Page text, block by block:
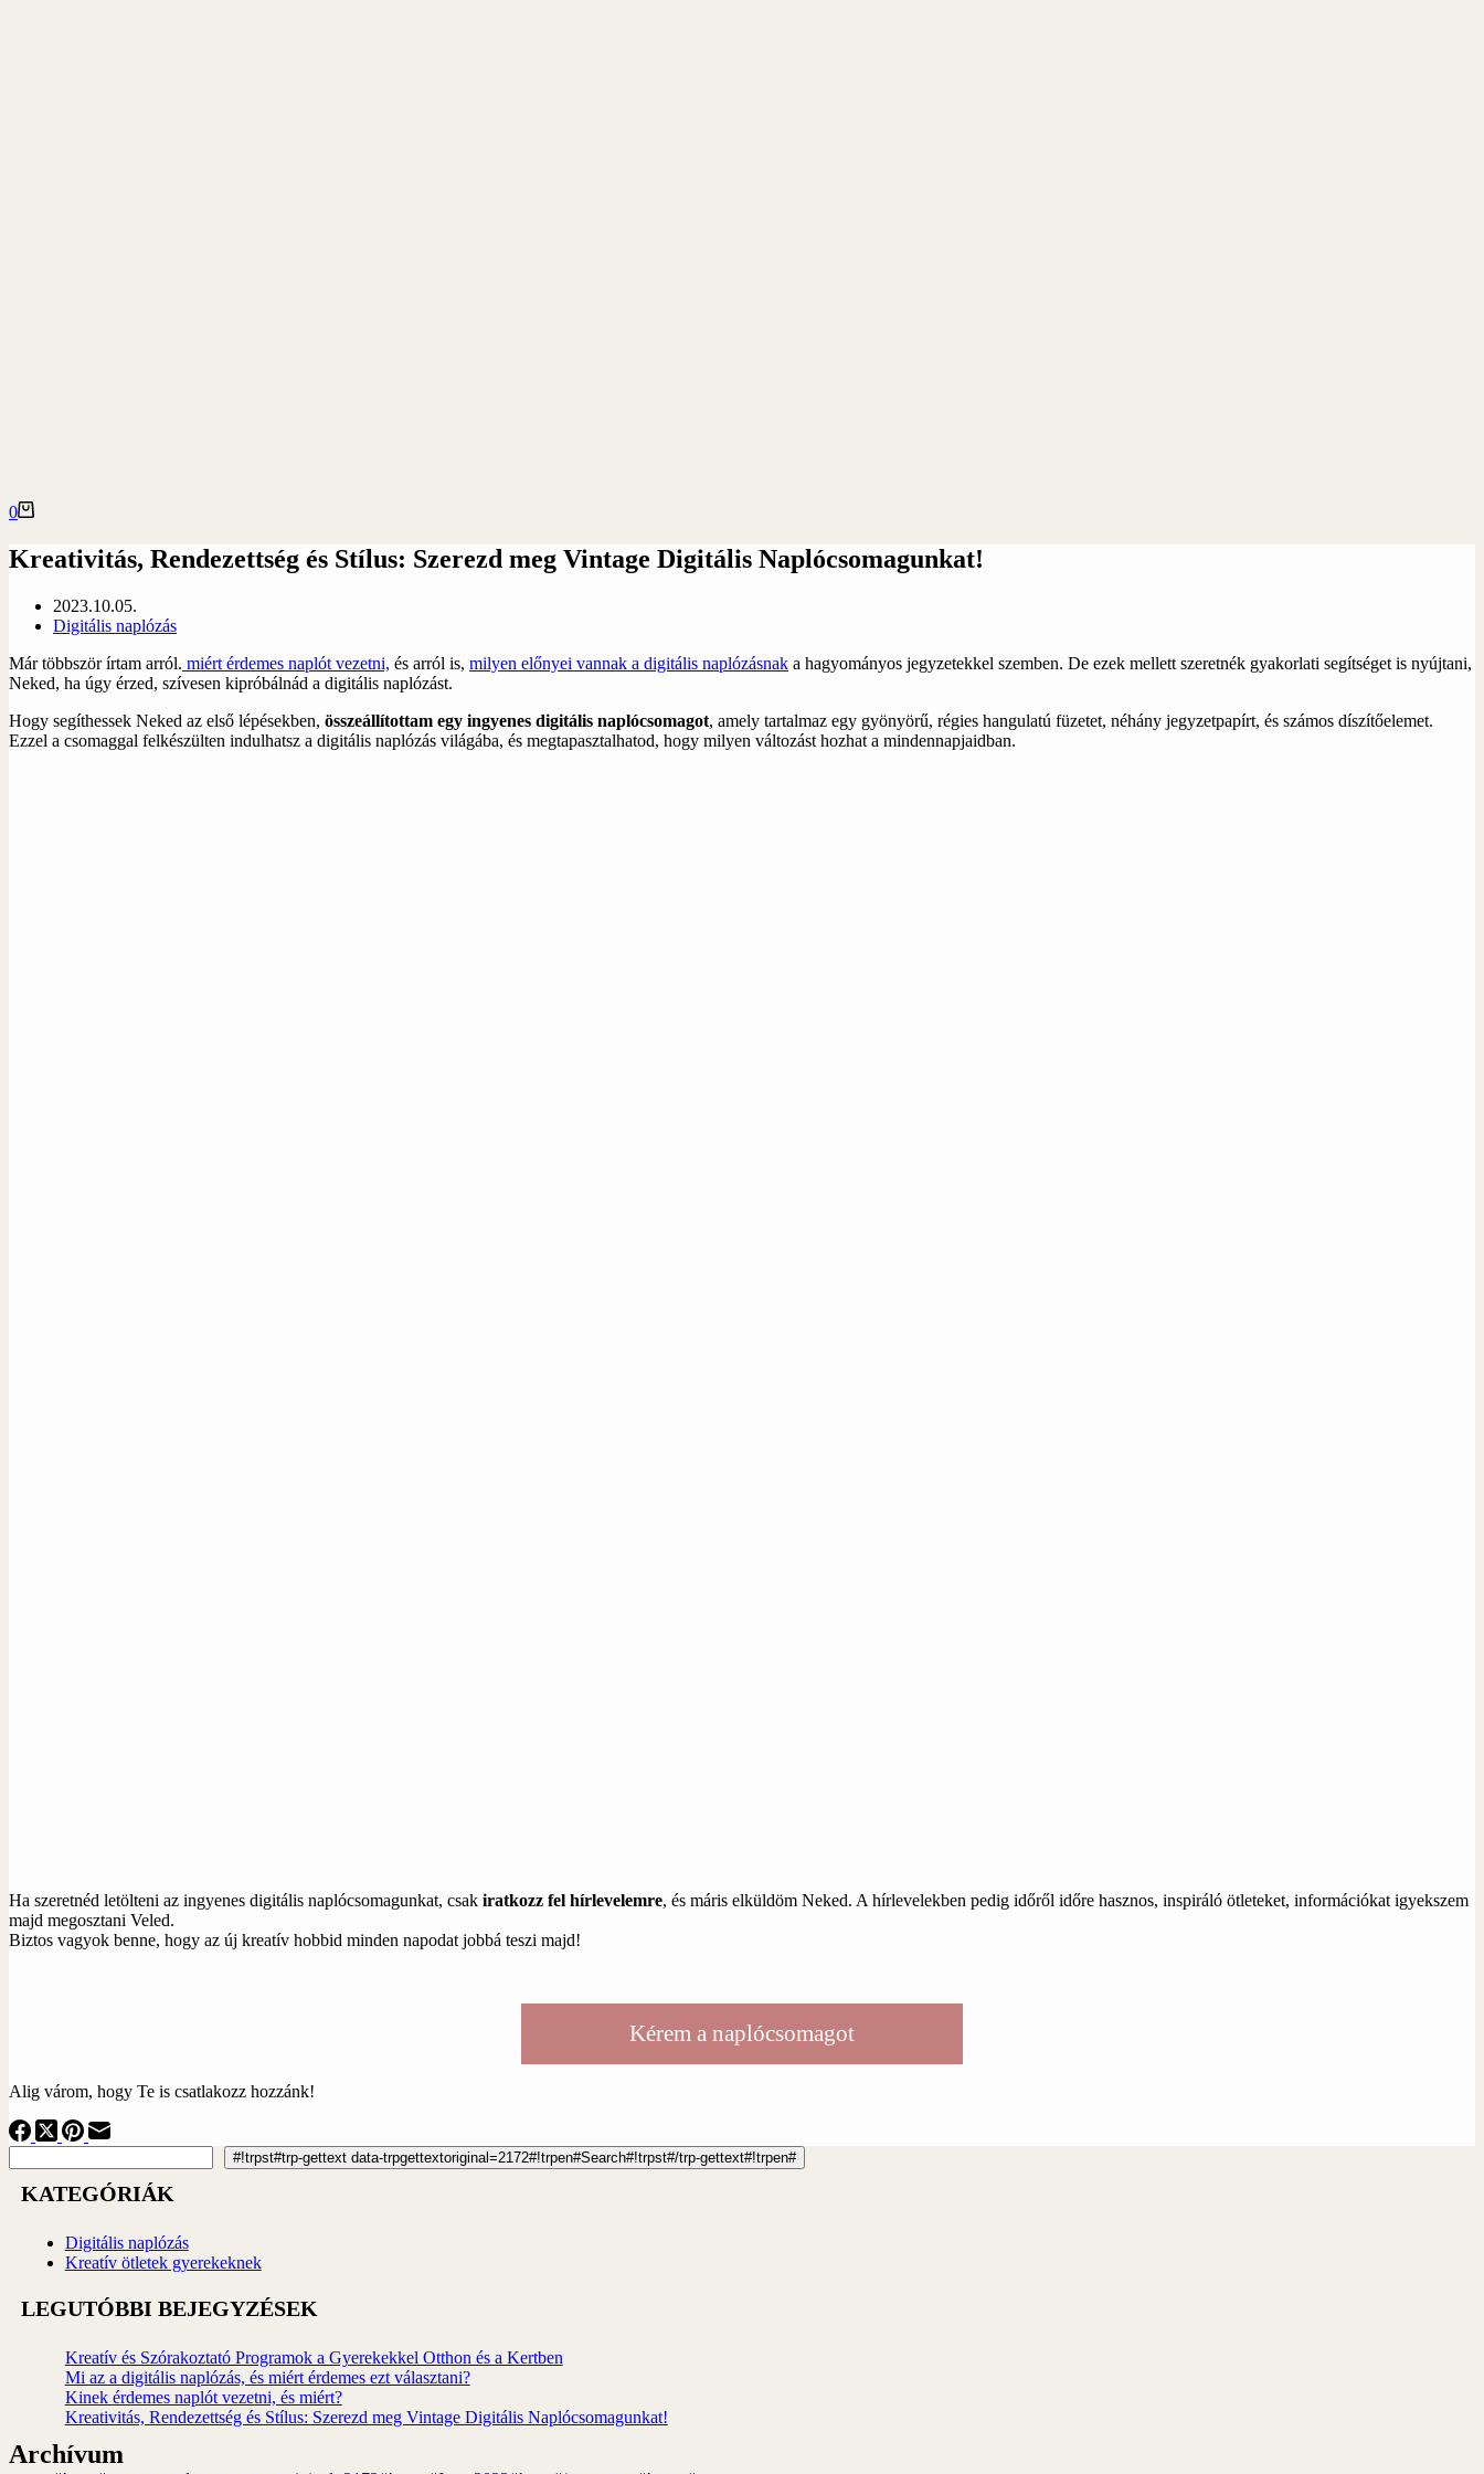
#!trpst#trp-
data-
trpgettextoriginal=1975#!trpen#Shopping
gettext#!trpen#
0
Kreativitás, Rendezettség és Stílus: Szerezd meg Vintage Digitális Naplócsomagunkat!
2023.10.05.
Digitális naplózás
Már többször írtam arról. miért érdemes naplót vezetni, és arról is, milyen előnyei vannak a digitális naplózásnak a hagyományos jegyzetekkel szemben. De ezek mellett szeretnék gyakorlati segítséget is nyújtani,
Neked, ha úgy érzed, szívesen kipróbálnád a digitális naplózást.
Hogy segíthessek Neked az első lépésekben, összeállítottam egy ingyenes digitális naplócsomagot, amely tartalmaz egy gyönyörű, régies hangulatú füzetet, néhány jegyzetpapírt, és számos díszítőelemet.
Ezzel a csomaggal felkészülten indulhatsz a digitális naplózás világába, és megtapasztalhatod, hogy milyen változást hozhat a mindennapjaidban.
Ha szeretnéd letölteni az ingyenes digitális naplócsomagunkat, csak iratkozz fel hírlevelemre, és máris elküldöm Neked. A hírlevelekben pedig időről időre hasznos, inspiráló ötleteket, információkat igyekszem
majd megosztani Veled.
Biztos vagyok benne, hogy az új kreatív hobbid minden napodat jobbá teszi majd!
Kérem a naplócsomagot
Alig várom, hogy Te is csatlakozz hozzánk!
#!trpst#trp-gettext data-trpgettextoriginal=2172#!trpen#Search#!trpst#/trp-gettext#!trpen#
#!trpst#trp-gettext data-trpgettextoriginal=2172#!trpen#Search#!trpst#/trp-gettext#!trpen#
KATEGÓRIÁK
Digitális naplózás
Kreatív ötletek gyerekeknek
LEGUTÓBBI BEJEGYZÉSEK
Kreatív és Szórakoztató Programok a Gyerekekkel Otthon és a Kertben
Mi az a digitális naplózás, és miért érdemes ezt választani?
Kinek érdemes naplót vezetni, és miért?
Kreativitás, Rendezettség és Stílus: Szerezd meg Vintage Digitális Naplócsomagunkat!
Archívum